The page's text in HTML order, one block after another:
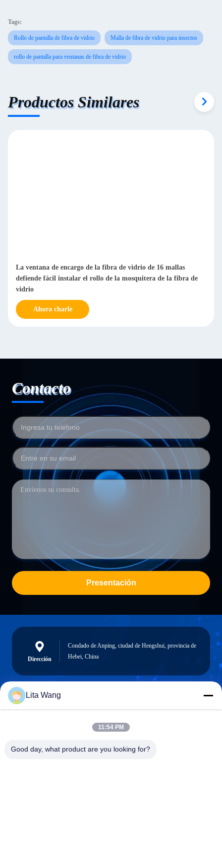
Tags:
Rollo de pantalla de fibra de vidrio Malla de fibra de vidrio para insectos
rollo de pantalla para ventanas de fibra de vidrio
Productos Similares
La ventana de encargo de la fibra de vidrio de 16 mallas
defiende fácil instalar el rollo de la mosquitera de la fibra de
vidrio
Ahora charle
Contacto
Presentación
Dirección
Condado de Anping, ciudad de Hengshui, provincia de
Hebei, China
lita@screenmeshnet.com
Lita Wang
11:54 PM
Good day, what product are you looking for?